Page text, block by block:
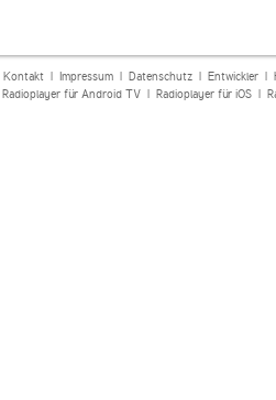
Kontakt| Impressum| Datenschutz| Entwickler|
Radioplayer für Android TV| Radioplayer für iOS|